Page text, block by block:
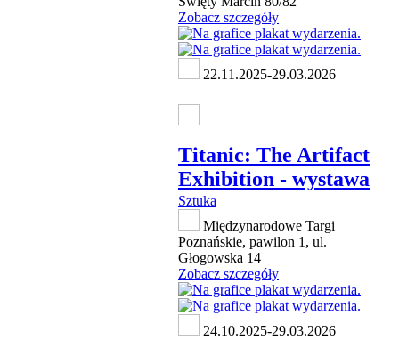
Zobacz szczegóły
22.11.2025-29.03.2026
Titanic: The Artifact
Exhibition - wystawa
Sztuka
Międzynarodowe Targi
Poznańskie, pawilon 1, ul.
Głogowska 14
Zobacz szczegóły
24.10.2025-29.03.2026